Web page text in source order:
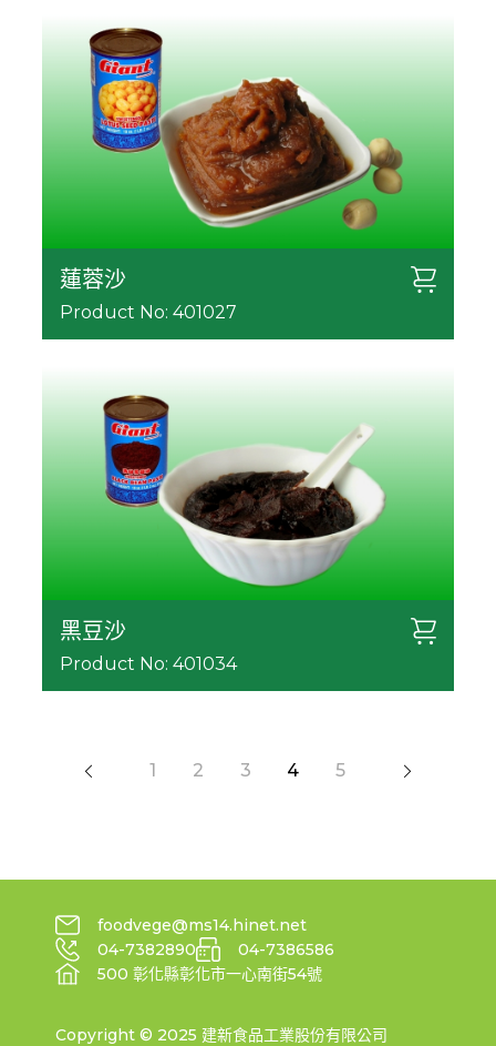
蓮蓉沙
Product No: 401027
黑豆沙
Product No: 401034
1 2 3 4 5
foodvege@ms14.hinet.net
04-7382890
04-7386586
500 彰化縣彰化市一心南街54號
Copyright © 2025 建新食品工業股份有限公司